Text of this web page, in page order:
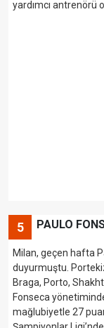
yardımcı antrenörü
5 PAULO
Milan, geçen hafta
duyurmuştu.
Braga, Porto,
Fonseca
mağlubiyetle 27